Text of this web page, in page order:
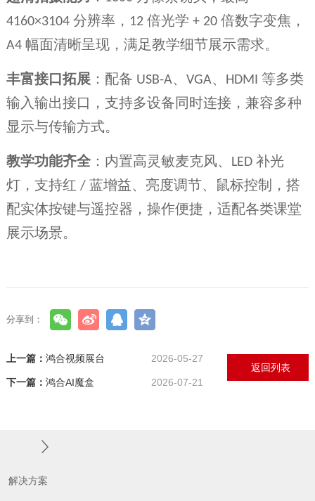
4160×3104 分辨率， 12 倍光学 + 20 倍数字变焦，
A4 幅面清晰呈现，满足教学细节展示需求。
丰富接口拓展：配备 USB-A、 VGA、 HDMI 等多类
输入输出接口，支持多设备同时连接，兼容多种
显示与传输方式。
教学功能齐全：内置高灵敏麦克风、 LED 补光
灯，支持红 / 蓝增益、亮度调节、鼠标控制，搭
配实体按键与遥控器，操作便捷，适配各类课堂
展示场景。
分享到：
上一篇： 鸿合视频展台 2026-05-27
下一篇： 鸿合AI魔盒 2026-07-21
返回列表
解决方案